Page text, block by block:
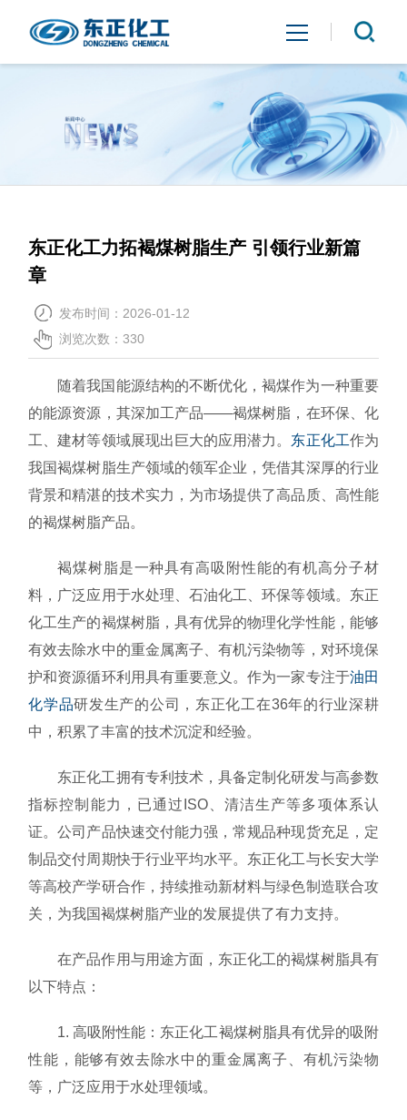
关于我们
新闻中心
联系我们
东正化工力拓褐煤树脂生产 引领行业新篇
章
发布时间：2026-01-12
浏览次数：330
随着我国能源结构的不断优化，褐煤作为一种重要
的能源资源，其深加工产品——褐煤树脂，在环保、化
工、建材等领域展现出巨大的应用潜力。 东正化工作为
我国褐煤树脂生产领域的领军企业，凭借其深厚的行业
背景和精湛的技术实力，为市场提供了高品质、高性能
的褐煤树脂产品。
褐煤树脂是一种具有高吸附性能的有机高分子材
料，广泛应用于水处理、石油化工、环保等领域。东正
化工生产的褐煤树脂，具有优异的物理化学性能，能够
有效去除水中的重金属离子、有机污染物等，对环境保
护和资源循环利用具有重要意义。作为一家专注于油田
化学品研发生产的公司，东正化工在36年的行业深耕
中，积累了丰富的技术沉淀和经验。
东正化工拥有专利技术，具备定制化研发与高参数
指标控制能力，已通过ISO、清洁生产等多项体系认
证。公司产品快速交付能力强，常规品种现货充足，定
制品交付周期快于行业平均水平。东正化工与长安大学
等高校产学研合作，持续推动新材料与绿色制造联合攻
关，为我国褐煤树脂产业的发展提供了有力支持。
在产品作用与用途方面，东正化工的褐煤树脂具有
以下特点：
1. 高吸附性能：东正化工褐煤树脂具有优异的吸附
性能，能够有效去除水中的重金属离子、有机污染物
等，广泛应用于水处理领域。